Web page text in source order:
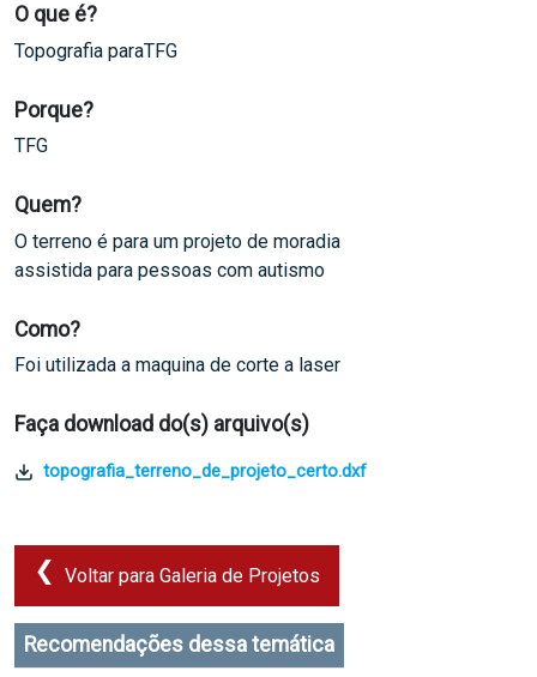
O que é?
Topografia paraTFG
Porque?
TFG
Quem?
O terreno é para um projeto de moradia
assistida para pessoas com autismo
Como?
Foi utilizada a maquina de corte a laser
Faça download do(s) arquivo(s)
topografia_terreno_de_projeto_certo.dxf
Voltar para Galeria de Projetos
Recomendações dessa temática